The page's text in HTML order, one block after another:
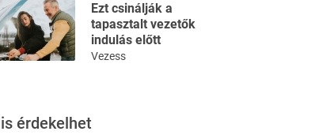
Ezt csinálják a
tapasztalt vezetők
indulás előtt
Vezess
érdekelhet